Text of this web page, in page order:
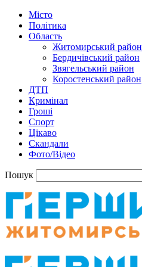
Місто
Політика
Область
Житомирський район
Бердичівський район
Звягельський район
Коростенський район
ДТП
Кримінал
Гроші
Спорт
Цікаво
Скандали
Фото/Відео
Пошук